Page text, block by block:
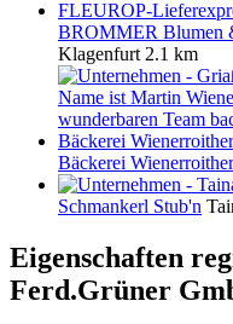
BROMMER Blumen
Klagenfurt 2.1 km
Bäckerei
Schmankerl Stub'n
Eigenschaften
Ferd.Grüner